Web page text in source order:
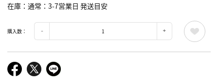
在庫 通常：3-7営業日 発送目安
購入数：